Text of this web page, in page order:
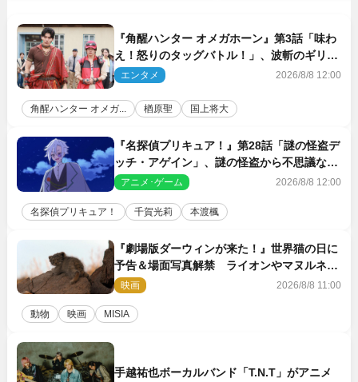
『角醒ハンター オメガホーン』第3話「味わ
え！怒りのタッグバトル！」、波斬のギリコ
がハンターバトルを挑んできた！
エンタメ 2026/8/8 12:00
角醒ハンター オメガ... 楢原聖 国上将大
『名探偵プリキュア！』第28話「謎の怪盗デ
ッチ・アゲイン」、謎の怪盗から不思議な予
告状が届く
アニメ･ゲーム 2026/8/8 12:00
名探偵プリキュア！ 千賀光莉 本渡楓
『劇場版ダーウィンが来た！』世界猫の日に
予告＆場面写真解禁 ライオンやマヌルネコ
の赤ちゃんが大集合
映画 2026/8/8 11:00
動物 映画 MISIA
手越祐也ボーカルバンド「T.N.T」がアニメ